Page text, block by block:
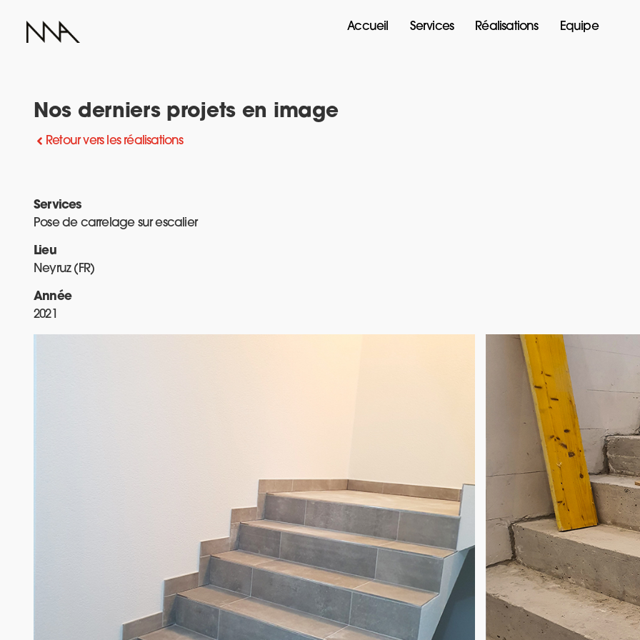
Accueil Services Réalisations Equipe
Nos derniers projets en image
Retour vers les réalisations
Services
Pose de carrelage sur escalier
Lieu
Neyruz (FR)
Année
2021